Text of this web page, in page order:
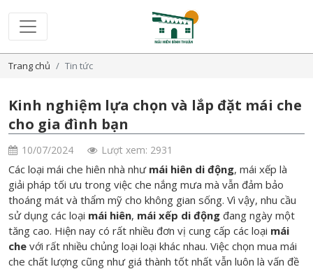
Trang chủ Tin tức
Kinh nghiệm lựa chọn và lắp đặt mái che
cho gia đình bạn
10/07/2024 Lượt xem: 2931
Các loại mái che hiên nhà như mái hiên di động, mái xếp là
giải pháp tối ưu trong việc che nắng mưa mà vẫn đảm bảo
thoáng mát và thẩm mỹ cho không gian sống. Vì vậy, nhu cầu
sử dụng các loại mái hiên, mái xếp di động đang ngày một
tăng cao. Hiện nay có rất nhiều đơn vị cung cấp các loại mái
che với rất nhiều chủng loại loại khác nhau. Việc chọn mua mái
che chất lượng cũng như giá thành tốt nhất vẫn luôn là vấn đề